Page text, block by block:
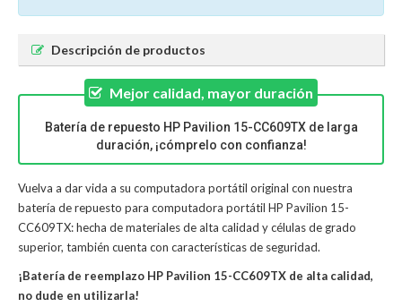
Descripción de productos
Mejor calidad, mayor duración
Batería de repuesto HP Pavilion 15-CC609TX de larga
duración, ¡cómprelo con confianza!
Vuelva a dar vida a su computadora portátil original con nuestra
batería de repuesto para computadora portátil HP Pavilion 15-
CC609TX: hecha de materiales de alta calidad y células de grado
superior, también cuenta con características de seguridad.
¡Batería de reemplazo HP Pavilion 15-CC609TX de alta calidad,
no dude en utilizarla!